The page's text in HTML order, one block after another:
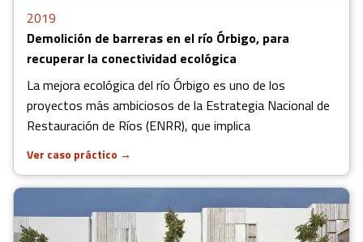
2019
Demolición de barreras en el río Órbigo, para
recuperar la conectividad ecológica
La mejora ecológica del río Órbigo es uno de los
proyectos más ambiciosos de la Estrategia Nacional de
Restauración de Ríos (ENRR), que implica
Ver caso práctico →